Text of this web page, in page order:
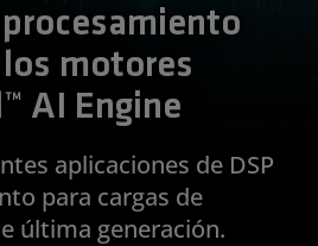
los motores
AI Engine
aplicaciones de DSP
para cargas de
última generación.